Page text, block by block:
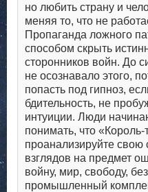
но любить страну и
меняя то, что не
Пропаганда ложного
способом скрыть
сторонников войн. До
не осознавало этого,
попасть под гипноз,
бдительность, не
интуиции. Люди
понимать, что
проанализируйте свою
взглядов на предмет
войну, мир, свободу,
промышленный